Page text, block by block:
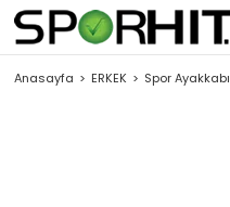
Anasayfa ERKEK Spor Ayakkabı